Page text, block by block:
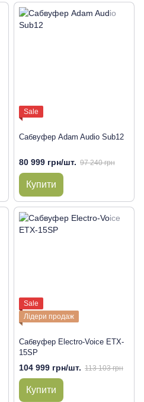
Sale
Сабвуфер Adam Audio Sub12
80 999 грн/шт. 97 240 грн
Купити
Sale
Лідери продаж
Сабвуфер Electro-Voice ETX-
15SP
104 999 грн/шт. 113 103 грн
Купити